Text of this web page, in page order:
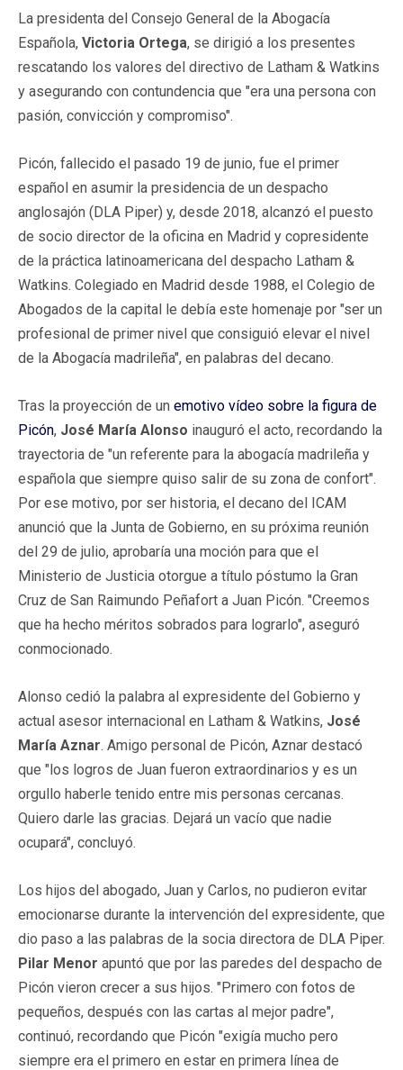
La presidenta del Consejo General de la Abogacía
Española, Victoria Ortega, se dirigió a los presentes
rescatando los valores del directivo de Latham & Watkins
y asegurando con contundencia que "era una persona con
pasión, convicción y compromiso".
Picón, fallecido el pasado 19 de junio, fue el primer
español en asumir la presidencia de un despacho
anglosajón (DLA Piper) y, desde 2018, alcanzó el puesto
de socio director de la oficina en Madrid y copresidente
de la práctica latinoamericana del despacho Latham &
Watkins. Colegiado en Madrid desde 1988, el Colegio de
Abogados de la capital le debía este homenaje por "ser un
profesional de primer nivel que consiguió elevar el nivel
de la Abogacía madrileña", en palabras del decano.
Tras la proyección de un emotivo vídeo sobre la figura de
Picón, José María Alonso inauguró el acto, recordando la
trayectoria de "un referente para la abogacía madrileña y
española que siempre quiso salir de su zona de confort".
Por ese motivo, por ser historia, el decano del ICAM
anunció que la Junta de Gobierno, en su próxima reunión
del 29 de julio, aprobaría una moción para que el
Ministerio de Justicia otorgue a título póstumo la Gran
Cruz de San Raimundo Peñafort a Juan Picón. "Creemos
que ha hecho méritos sobrados para lograrlo", aseguró
conmocionado.
Alonso cedió la palabra al expresidente del Gobierno y
actual asesor internacional en Latham & Watkins, José
María Aznar. Amigo personal de Picón, Aznar destacó
que "los logros de Juan fueron extraordinarios y es un
orgullo haberle tenido entre mis personas cercanas.
Quiero darle las gracias. Dejará un vacío que nadie
ocupará", concluyó.
Los hijos del abogado, Juan y Carlos, no pudieron evitar
emocionarse durante la intervención del expresidente, que
dio paso a las palabras de la socia directora de DLA Piper.
Pilar Menor apuntó que por las paredes del despacho de
Picón vieron crecer a sus hijos. "Primero con fotos de
pequeños, después con las cartas al mejor padre",
continuó, recordando que Picón "exigía mucho pero
siempre era el primero en estar en primera línea de